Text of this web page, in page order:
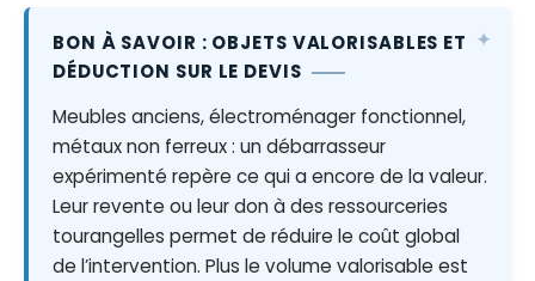
BON À SAVOIR : OBJETS VALORISABLES ET
DÉDUCTION SUR LE DEVIS
Meubles anciens, électroménager fonctionnel,
métaux non ferreux : un débarrasseur
expérimenté repère ce qui a encore de la valeur.
Leur revente ou leur don à des ressourceries
tourangelles permet de réduire le coût global
de l’intervention. Plus le volume valorisable est